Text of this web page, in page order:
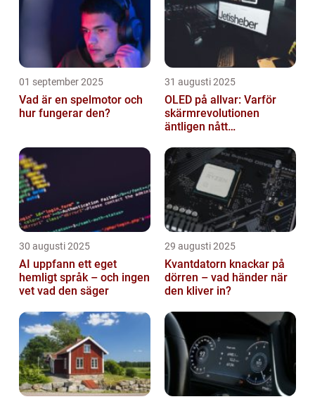
01 september 2025
Vad är en spelmotor och
hur fungerar den?
31 augusti 2025
OLED på allvar: Varför
skärmrevolutionen
äntligen nått
30 augusti 2025
AI uppfann ett eget
hemligt språk – och ingen
vet vad den säger
29 augusti 2025
Kvantdatorn knackar på
dörren – vad händer när
den kliver in?